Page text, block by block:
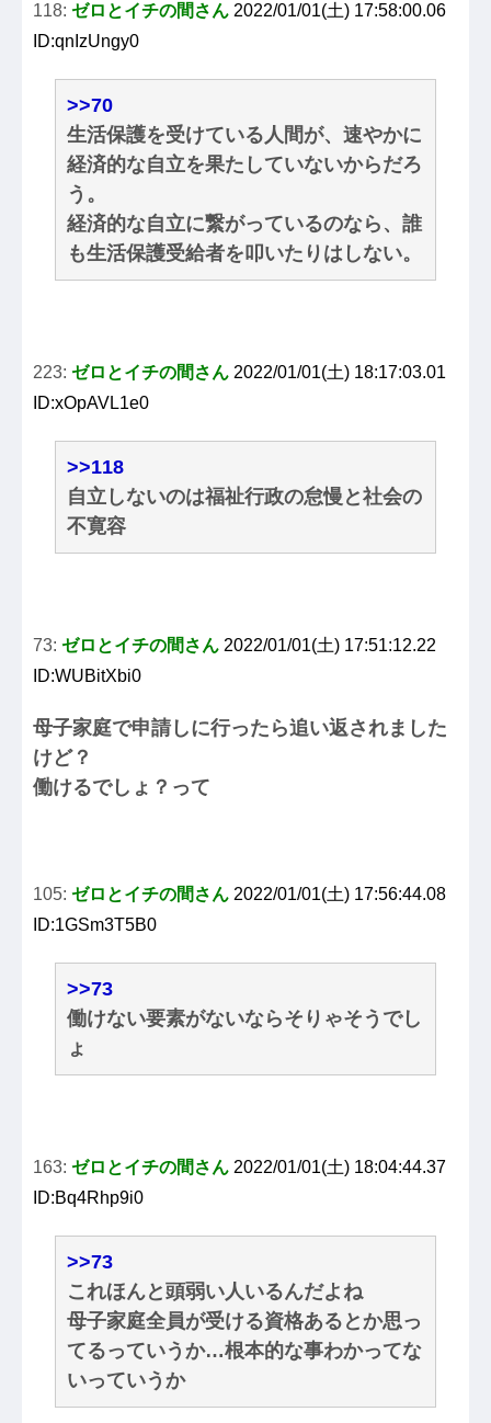
118: ゼロとイチの間さん 2022/01/01(土) 17:58:00.06
ID:qnIzUngy0
>>70
生活保護を受けている人間が、速やかに
経済的な自立を果たしていないからだろ
う。
経済的な自立に繋がっているのなら、誰
も生活保護受給者を叩いたりはしない。
223: ゼロとイチの間さん 2022/01/01(土) 18:17:03.01
ID:xOpAVL1e0
>>118
自立しないのは福祉行政の怠慢と社会の
不寛容
73: ゼロとイチの間さん 2022/01/01(土) 17:51:12.22
ID:WUBitXbi0
母子家庭で申請しに行ったら追い返されました
けど？
働けるでしょ？って
105: ゼロとイチの間さん 2022/01/01(土) 17:56:44.08
ID:1GSm3T5B0
>>73
働けない要素がないならそりゃそうでし
ょ
163: ゼロとイチの間さん 2022/01/01(土) 18:04:44.37
ID:Bq4Rhp9i0
>>73
これほんと頭弱い人いるんだよね
母子家庭全員が受ける資格あるとか思っ
てるっていうか…根本的な事わかってな
いっていうか